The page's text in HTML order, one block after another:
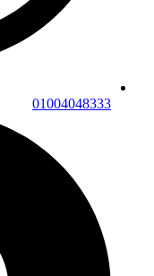
01004048333